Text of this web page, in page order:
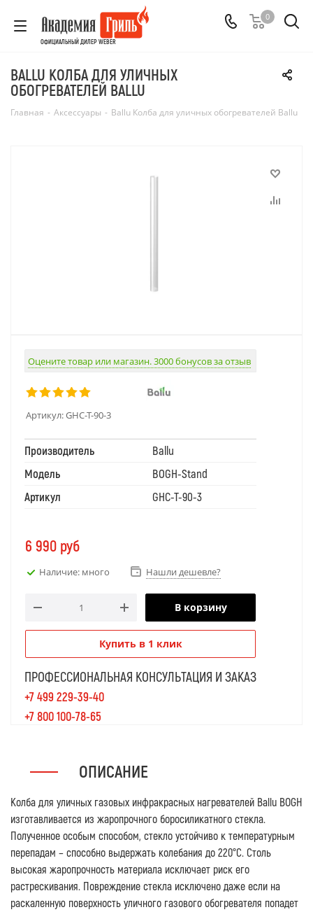
ОФИЦИАЛЬНЫЙ ДИЛЕР WEBER
0
BALLU КОЛБА ДЛЯ УЛИЧНЫХ
ОБОГРЕВАТЕЛЕЙ BALLU
Главная - Аксессуары - Ballu Колба для уличных обогревателей Ballu
Оцените товар или магазин. 3000 бонусов за отзыв
Артикул:GHC-T-90-3
Производитель
Ballu
Модель
BOGH-Stand
Артикул
GHC-T-90-3
6 990 руб
Наличие: много Нашли дешевле?
В корзину
Купить в 1 клик
ПРОФЕССИОНАЛЬНАЯ КОНСУЛЬТАЦИЯ И ЗАКАЗ
+7 499 229-39-40
+7 800 100-78-65
ОПИСАНИЕ
Колба для уличных газовых инфракрасных нагревателей Ballu BOGH
изготавливается из жаропрочного боросиликатного стекла.
Полученное особым способом, стекло устойчиво к температурным
перепадам – способно выдержать колебания до 220°С. Столь
высокая жаропрочность материала исключает риск его
растрескивания. Повреждение стекла исключено даже если на
раскаленную поверхность уличного газового обогревателя попадет